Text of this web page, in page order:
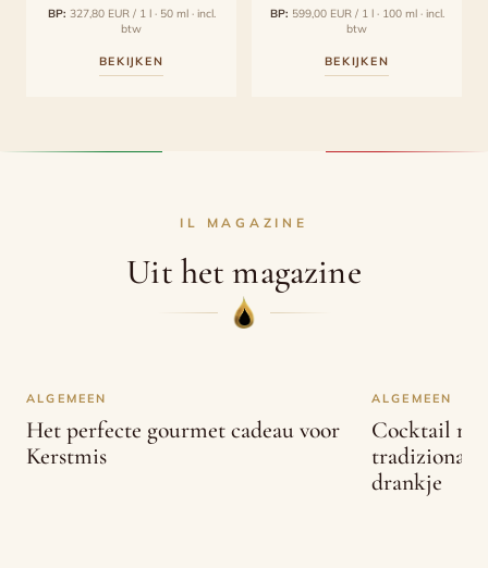
BP: 327,80 EUR / 1 l · 50 ml · incl.
btw
BEKIJKEN
BP: 599,00 EUR / 1 l · 100 ml · incl.
btw
BEKIJKEN
IL MAGAZINE
Uit het magazine
ALGEMEEN
Het perfecte gourmet cadeau voor
Kerstmis
ALGEMEEN
Cocktail
tradizionale
drankje